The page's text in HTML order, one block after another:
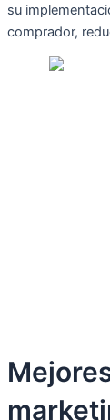
su
comprador,